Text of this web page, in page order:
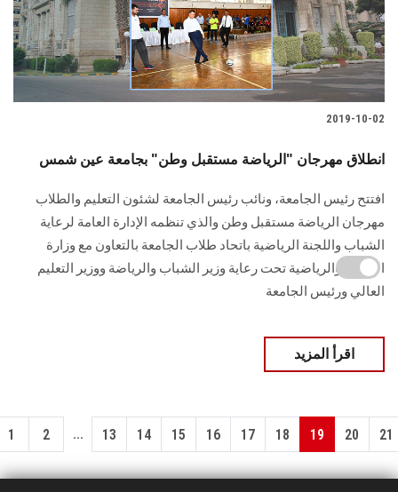
2019-10-02
انطلاق مهرجان "الرياضة مستقبل وطن" بجامعة عين شمس
افتتح رئيس الجامعة، ونائب رئيس الجامعة لشئون التعليم والطلاب
مهرجان الرياضة مستقبل وطن والذي تنظمه الإدارة العامة لرعاية
الشباب واللجنة الرياضية باتحاد طلاب الجامعة بالتعاون مع وزارة
الشباب والرياضية تحت رعاية وزير الشباب والرياضة ووزير التعليم
العالي ورئيس الجامعة
اقرأ المزيد
1 2 ... 13 14 15 16 17 18 19 20 21